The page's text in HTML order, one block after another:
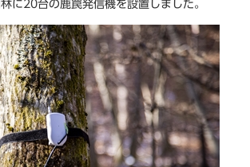
に20台の鹿罠発信機を設置しました。